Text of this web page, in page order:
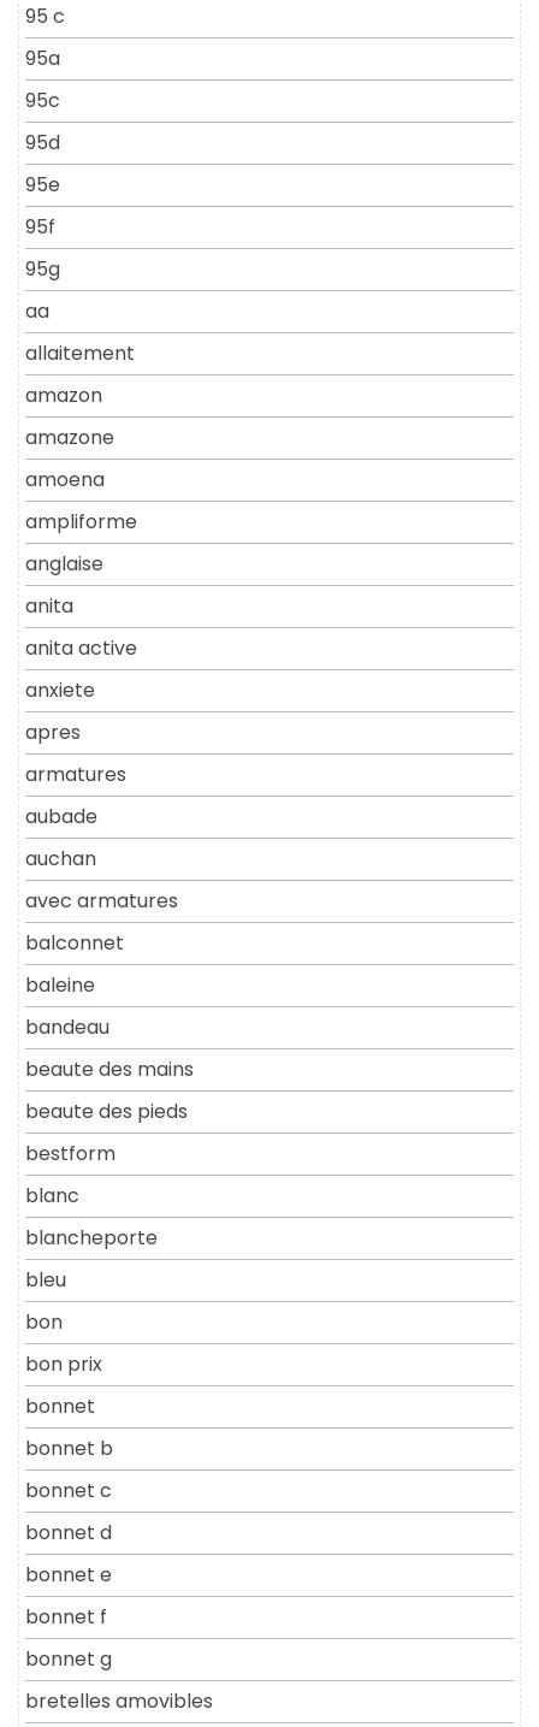
95 c
95a
95c
95d
95e
95f
95g
aa
allaitement
amazon
amazone
amoena
ampliforme
anglaise
anita
anita active
anxiete
apres
armatures
aubade
auchan
avec armatures
balconnet
baleine
bandeau
beaute des mains
beaute des pieds
bestform
blanc
blancheporte
bleu
bon
bon prix
bonnet
bonnet b
bonnet c
bonnet d
bonnet e
bonnet f
bonnet g
bretelles amovibles